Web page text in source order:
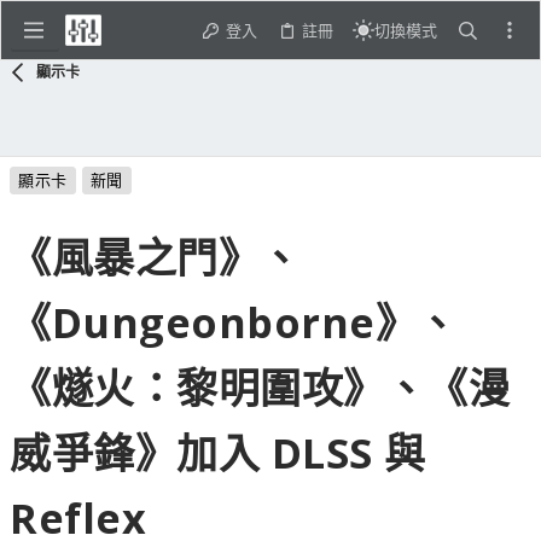
登入 註冊 切換模式
顯示卡
顯示卡 新聞
《風暴之門》、
《Dungeonborne》、
《燧火：黎明圍攻》、《漫
威爭鋒》加入 DLSS 與
Reflex